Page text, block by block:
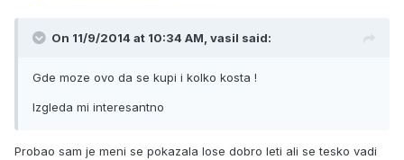
On 11/9/2014 at 10:34 AM, vasil said:
Gde moze ovo da se kupi i kolko kosta !
Izgleda mi interesantno
Probao sam je meni se pokazala lose dobro leti ali se tesko vadi